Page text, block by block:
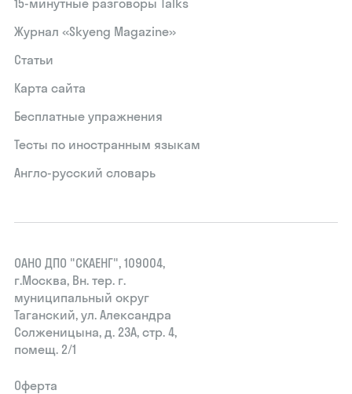
Журнал «Skyeng Magazine»
Статьи
Карта сайта
Бесплатные упражнения
Тесты по иностранным языкам
Англо-русский словарь
ОАНО ДПО "СКАЕНГ", 109004,
г.Москва, Вн. тер. г.
муниципальный округ
Таганский, ул. Александра
Солженицына, д. 23А, стр. 4,
помещ. 2/1
Оферта